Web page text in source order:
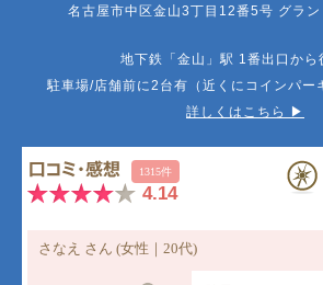
名古屋市中区金山3丁目12番5号 グラ
地下鉄「金山」駅 1番出口から
駐車場/店舗前に2台有（近くにコインパー
詳しくはこちら ▶︎